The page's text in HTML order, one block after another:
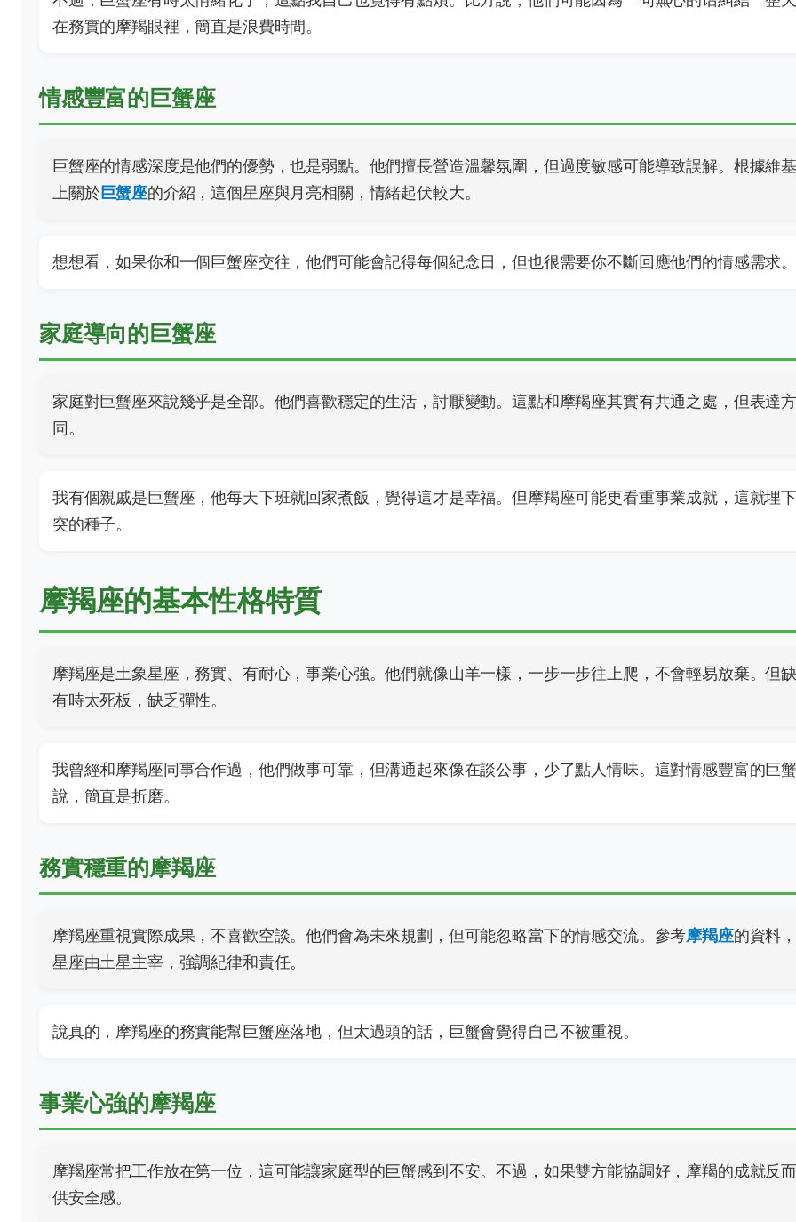
在務實的摩羯眼裡，簡直是浪費時間。
情感豐富的巨蟹座
巨蟹座的情感深度是他們的優勢，也是弱點。他們擅長營造溫馨氛圍，但過度敏感可能導致誤解。根據維
上關於巨蟹座的介紹，這個星座與月亮相關，情緒起伏較大。
想想看，如果你和一個巨蟹座交往，他們可能會記得每個紀念日，但也很需要你不斷回應他們的情感需求。
家庭導向的巨蟹座
家庭對巨蟹座來說幾乎是全部。他們喜歡穩定的生活，討厭變動。這點和摩羯座其實有共通之處，但表達
同。
我有個親戚是巨蟹座，他每天下班就回家煮飯，覺得這才是幸福。但摩羯座可能更看重事業成就，這就埋
突的種子。
摩羯座的基本性格特質
摩羯座是土象星座，務實、有耐心，事業心強。他們就像山羊一樣，一步一步往上爬，不會輕易放棄。但
有時太死板，缺乏彈性。
我曾經和摩羯座同事合作過，他們做事可靠，但溝通起來像在談公事，少了點人情味。這對情感豐富的巨
說，簡直是折磨。
務實穩重的摩羯座
摩羯座重視實際成果，不喜歡空談。他們會為未來規劃，但可能忽略當下的情感交流。參考摩羯座的資料
星座由土星主宰，強調紀律和責任。
說真的，摩羯座的務實能幫巨蟹座落地，但太過頭的話，巨蟹會覺得自己不被重視。
事業心強的摩羯座
摩羯座常把工作放在第一位，這可能讓家庭型的巨蟹感到不安。不過，如果雙方能協調好，摩羯的成就反
供安全感。